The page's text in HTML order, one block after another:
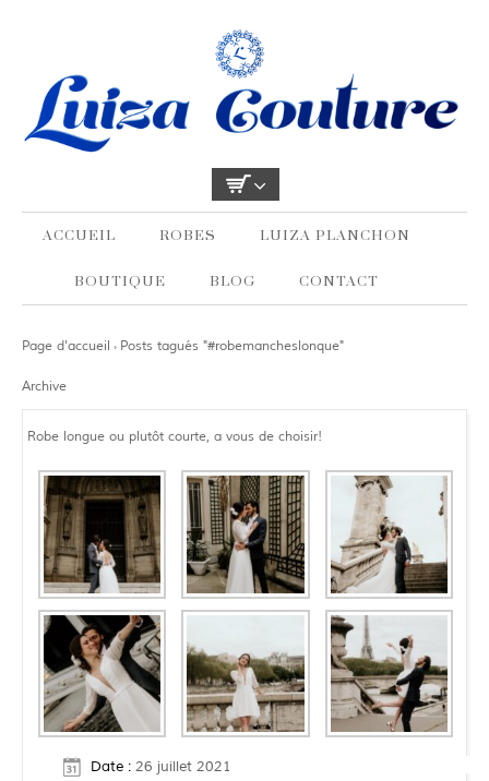
ACCUEIL ROBES LUIZA PLANCHON
BOUTIQUE BLOG CONTACT
Page d'accueil › Posts tagués "#robemancheslonque"
Archive
Robe longue ou plutôt courte, a vous de choisir!
Date : 26 juillet 2021